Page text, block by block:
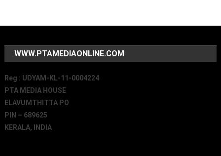
WWW.PTAMEDIAONLINE.COM
Reg : UDYAM-KL-11-0004224
PTA MEDIA HOUSE
ELAVUMTHITTA PO
PIN – 689625
KERALA, INDIA